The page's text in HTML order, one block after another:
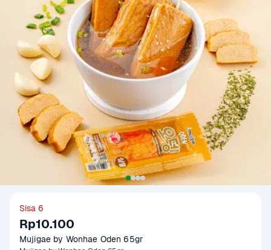
Sisa 6
Rp10.100
Mujigae by Wonhae Oden 65gr